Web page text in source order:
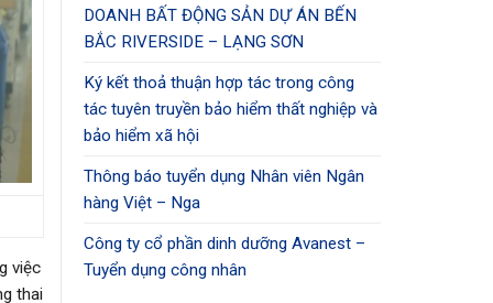
việc
thai
DOANH BẤT ĐỘNG SẢN DỰ ÁN BẾN
BẮC RIVERSIDE – LẠNG SƠN
Ký kết thoả thuận hợp tác trong công
tác tuyên truyền bảo hiểm thất nghiệp và
bảo hiểm xã hội
Thông báo tuyển dụng Nhân viên Ngân
hàng Việt – Nga
Công ty cổ phần dinh dưỡng Avanest –
Tuyển dụng công nhân